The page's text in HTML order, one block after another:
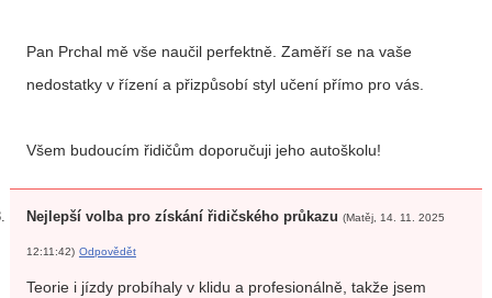
Pan Prchal mě vše naučil perfektně. Zaměří se na vaše
nedostatky v řízení a přizpůsobí styl učení přímo pro vás.
Všem budoucím řidičům doporučuji jeho autoškolu!
Nejlepší volba pro získání řidičského průkazu (Matěj, 14. 11. 2025
12:11:42) Odpovědět
Teorie i jízdy probíhaly v klidu a profesionálně, takže jsem